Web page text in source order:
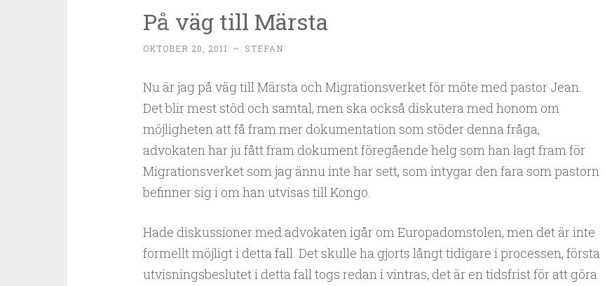
På väg till Märsta
OKTOBER 20, 2011 ~ STEFAN
Nu är jag på väg till Märsta och Migrationsverket för möte med pastor Jean.
Det blir mest stöd och samtal, men ska också diskutera med honom om
möjligheten att få fram mer dokumentation som stöder denna fråga,
advokaten har ju fått fram dokument föregående helg som han lagt fram för
Migrationsverket som jag ännu inte har sett, som intygar den fara som pastorn
befinner sig i om han utvisas till Kongo.
Hade diskussioner med advokaten igår om Europadomstolen, men det är inte
formellt möjligt i detta fall. Det skulle ha gjorts långt tidigare i processen, första
utvisningsbeslutet i detta fall togs redan i vintras, det är en tidsfrist för att göra